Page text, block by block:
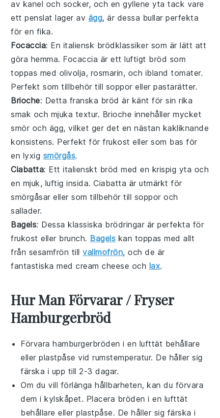
av kanel och socker, och en gyllene yta tack vare
ett penslat lager av ägg, är dessa bullar perfekta
för en fika.
Focaccia: En italiensk brödklassiker som är lätt att
göra hemma. Focaccia är ett luftigt bröd som
toppas med olivolja, rosmarin, och iblandtomater.
Perfekt som tillbehör till soppor ellerpastarätter.
Brioche: Detta franska bröd är känt för sin rika
smak och mjuka textur. Brioche innehåller mycket
smör och ägg, vilket ger det en nästan kakliknande
konsistens. Perfekt förfrukost eller som bas för
en lyxig smörgås.
Ciabatta: Ett italienskt bröd med en krispig yta och
en mjuk, luftig insida. Ciabatta är utmärkt för
smörgåsar eller som tillbehör till soppor och
sallader.
Bagels: Dessa klassiska brödringar är perfekta för
frukost eller brunch. Bagels kan toppas med allt
från sesamfrön tillvallmofrön, och de är
fantastiska medcream cheese och lax.
Hur Man Förvarar / Fryser
Hamburgerbröd
Förvarahamburgerbröden i en lufttät behållare
eller plastpåse vid rumstemperatur. De håller sig
färska i upp till 2-3 dagar.
Om du vill förlänga hållbarheten, kan du förvara
dem i kylskåpet. Placera bröden i en lufttät
behållare eller plastpåse. De håller sig färska i